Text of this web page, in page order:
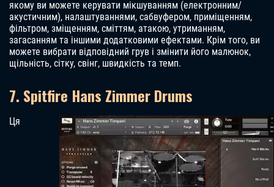
якому ви можете керувати мікшуванням (електронним/
акустичним), налаштуваннями, сабвуфером, приміщенням,
фільтром, зміщенням, сміттям, атакою, утриманням,
загасанням та іншими додатковими ефектами. Крім того, ви
можете вибрати відповідний грув і змінити його малюнок,
щільність, сітку, свінг, швидкість та темп.
7. Spitfire Hans Zimmer Drums
Ця